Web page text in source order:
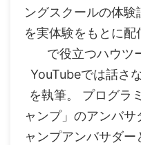
ングスクールの体
を実体験をもとに
で役立つハウツ
YouTubeでは話さ
を執筆。 プログラ
ャンプ」のアンバ
ャンプアンバサダ